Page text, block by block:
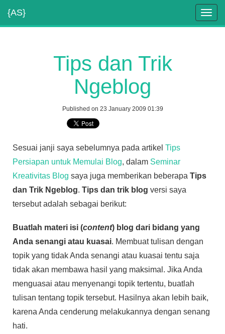
{AS}
Tips dan Trik
Ngeblog
Published on 23 January 2009 01:39
Sesuai janji saya sebelumnya pada artikel Tips
Persiapan untuk Memulai Blog, dalam Seminar
Kreativitas Blog saya juga memberikan beberapa Tips
dan Trik Ngeblog. Tips dan trik blog versi saya
tersebut adalah sebagai berikut:
Buatlah materi isi (content) blog dari bidang yang
Anda senangi atau kuasai. Membuat tulisan dengan
topik yang tidak Anda senangi atau kuasai tentu saja
tidak akan membawa hasil yang maksimal. Jika Anda
menguasai atau menyenangi topik tertentu, buatlah
tulisan tentang topik tersebut. Hasilnya akan lebih baik,
karena Anda cenderung melakukannya dengan senang
hati.